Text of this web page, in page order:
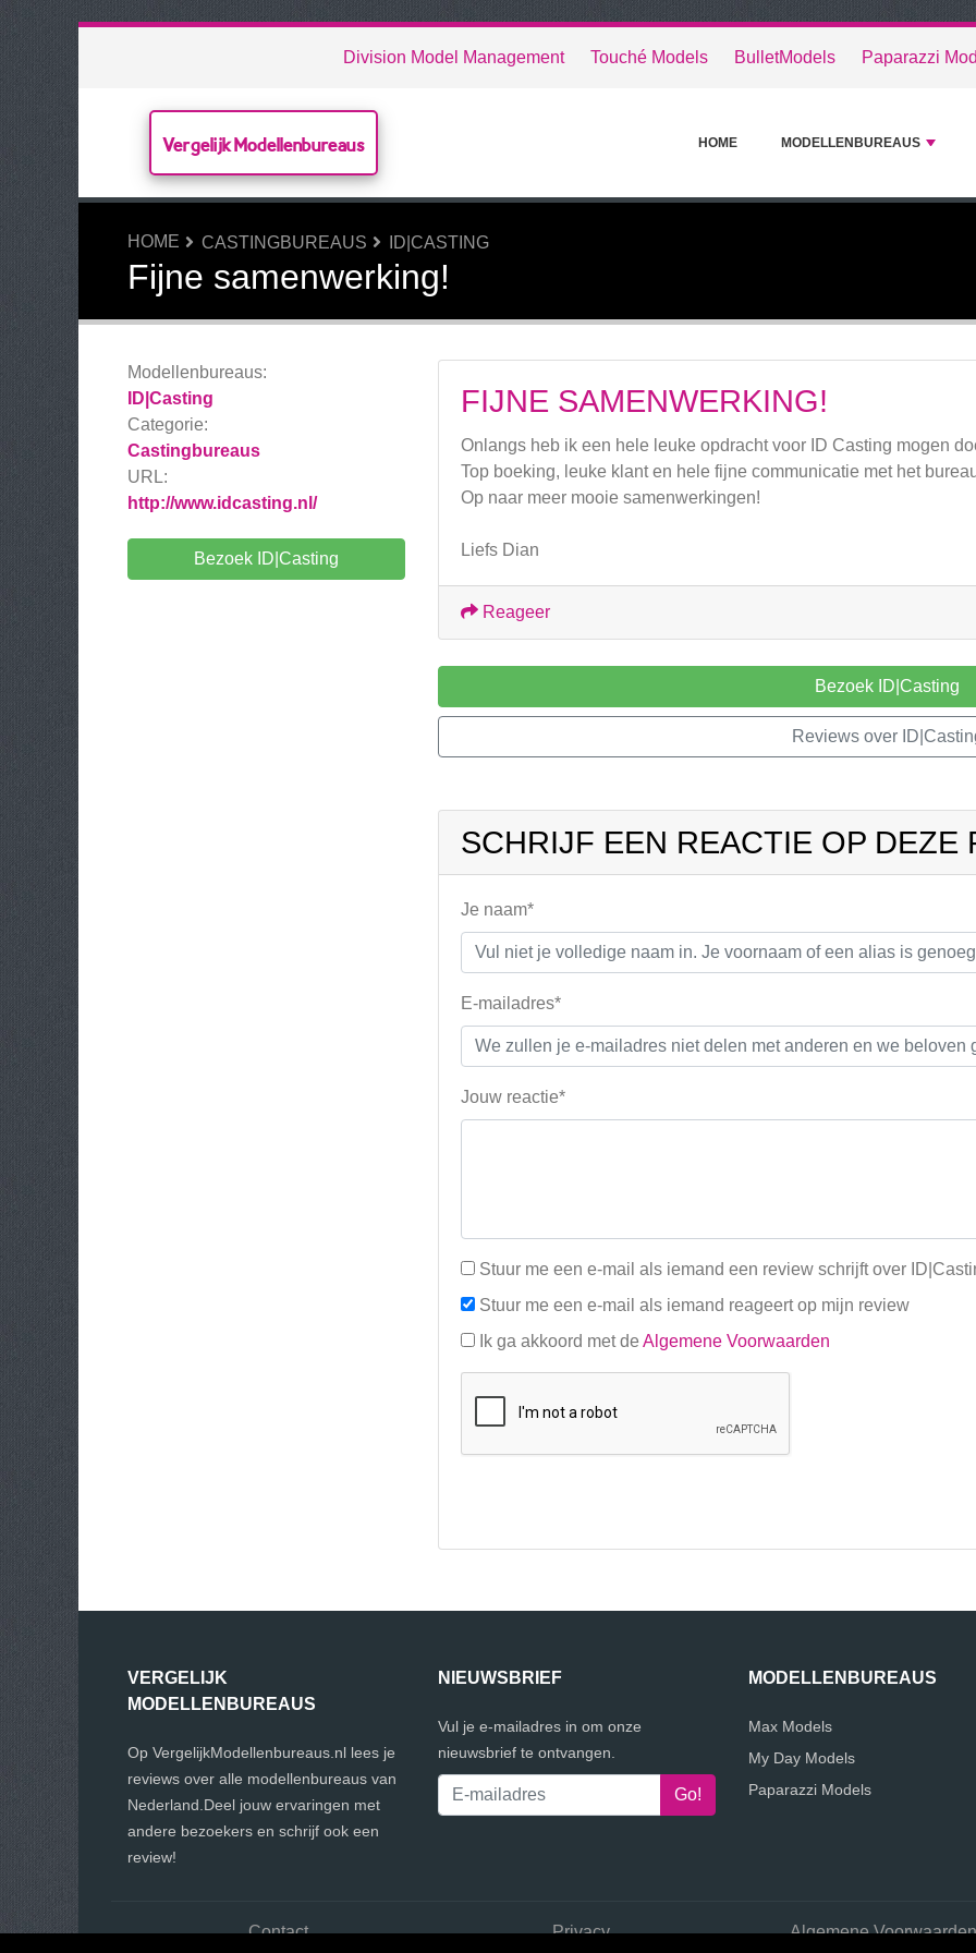
Division Model Management Touché Models BulletModels Paparazzi
Vergelijk Modellenbureaus HOME MODELLENBUREAUS
HOME CASTINGBUREAUS ID|CASTING
Fijne samenwerking!
Modellenbureaus:
ID|Casting
Categorie:
Castingbureaus
URL:
http://www.idcasting.nl/
Bezoek ID|Casting
FIJNE SAMENWERKING!
Onlangs heb ik een hele leuke opdracht voor ID Casting mogen
Top boeking, leuke klant en hele fijne communicatie met het
Op naar meer mooie samenwerkingen!
Liefs Dian
Reageer
Bezoek ID|Casting
Reviews over
SCHRIJF EEN REACTIE OP DEZE
Je naam*
E-mailadres*
Jouw reactie*
Stuur me een e-mail als iemand een review schrijft over
Stuur me een e-mail als iemand reageert op mijn review
Ik ga akkoord met de Algemene Voorwaarden
VERGELIJK
MODELLENBUREAUS
Op VergelijkModellenbureaus.nl lees je
reviews over alle modellenbureaus van
Nederland.Deel jouw ervaringen met
andere bezoekers en schrijf ook een
review!
NIEUWSBRIEF
Vul je e-mailadres in om onze
nieuwsbrief te ontvangen.
MODELLENBUREAUS
Max Models
My Day Models
Paparazzi Models
Contact Privacy Algemene Voorwaarden